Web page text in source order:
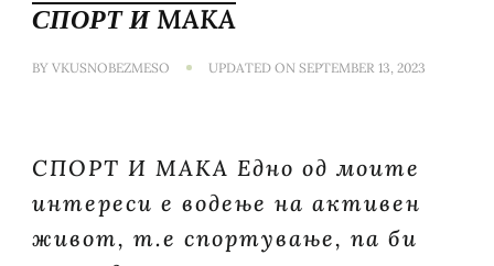
СПОРТ И MAKA
BY VKUSNOBEZMESO UPDATED ON SEPTEMBER 13, 2023
СПОРТ И MAKA Едно од моите
интереси е водење на активен
живот, т.е спортување, па би